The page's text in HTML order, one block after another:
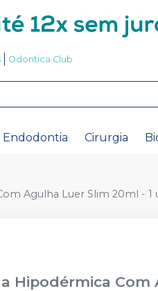
Odontica Club
Endodontia Cirurgia
Agulha Luer Slim 20ml - 1
Hipodérmica